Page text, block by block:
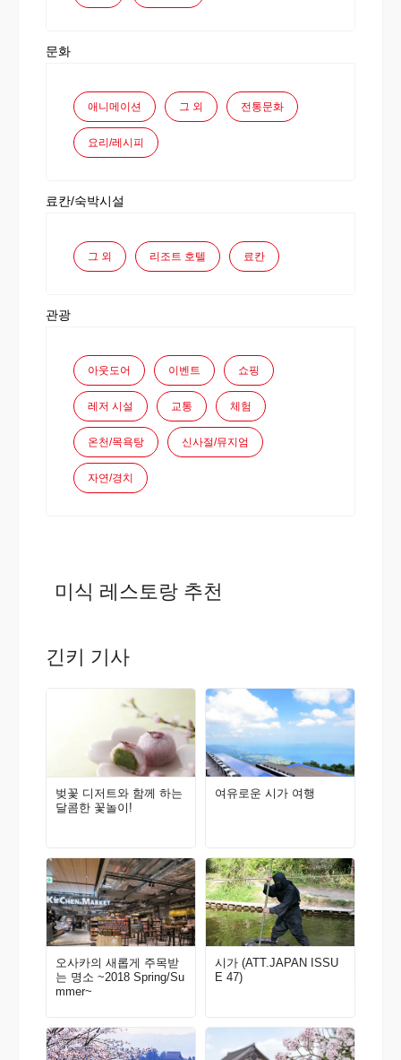
문화
애니메이션 그 외 전통문화
요리/레시피
료칸/숙박시설
그 외 리조트 호텔 료칸
관광
아웃도어 이벤트 쇼핑
레저 시설 교통 체험
온천/목욕탕 신사절/뮤지엄
자연/경치
미식 레스토랑 추천
긴키 기사
벚꽃 디저트와 함께 하는
달콤한 꽃놀이!
여유로운 시가 여행
오사카의 새롭게 주목받
는 명소 ~2018 Spring/Su
mmer~
시가 (ATT.JAPAN ISSU
E 47)